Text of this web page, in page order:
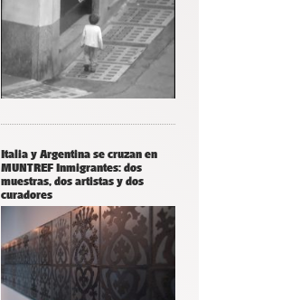
Italia y Argentina se cruzan en
MUNTREF Inmigrantes: dos
muestras, dos artistas y dos
curadores